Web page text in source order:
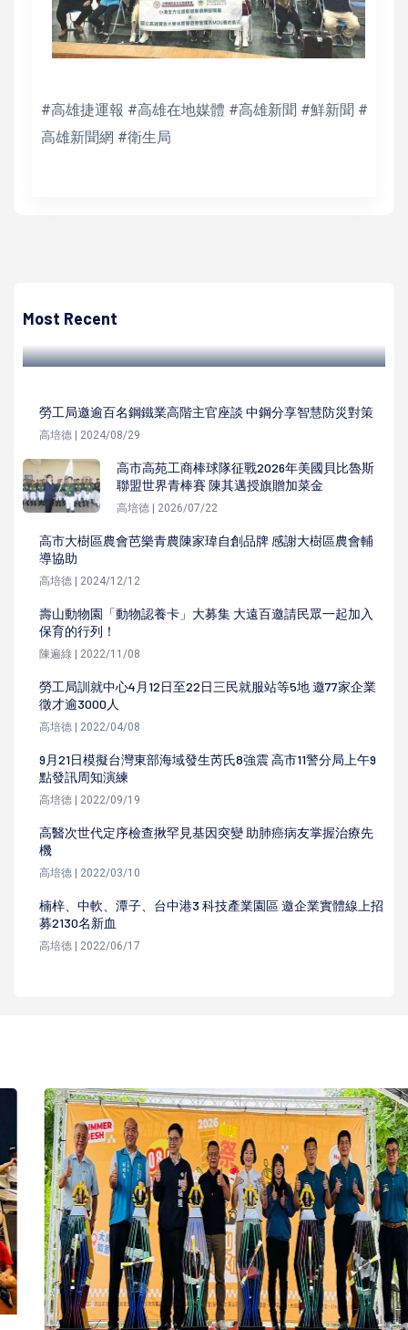
#高雄捷運報 #高雄在地媒體 #高雄新聞 #鮮新聞 #
高雄新聞網 #衛生局
Most Recent
吉東國小弱勢生午餐
勞工局邀逾百名鋼鐵業高階主官座談 中鋼分享智慧防災對策
高培德 | 2024/08/29
高市高苑工商棒球隊征戰2026年美國貝比魯斯
聯盟世界青棒賽 陳其邁授旗贈加菜金
高培德 | 2026/07/22
高市大樹區農會芭樂青農陳家瑋自創品牌 感謝大樹區農會輔
導協助
高培德 | 2024/12/12
壽山動物園「動物認養卡」大募集 大遠百邀請民眾一起加入
保育的行列！
陳遍綠 | 2022/11/08
勞工局訓就中心4月12日至22日三民就服站等5地 邀77家企業
徵才逾3000人
高培德 | 2022/04/08
9月21日模擬台灣東部海域發生芮氏8強震 高市11警分局上午9
點發訊周知演練
高培德 | 2022/09/19
高醫次世代定序檢查揪罕見基因突變 助肺癌病友掌握治療先
機
高培德 | 2022/03/10
楠梓、中軟、潭子、台中港3 科技產業園區 邀企業實體線上招
募2130名新血
高培德 | 2022/06/17